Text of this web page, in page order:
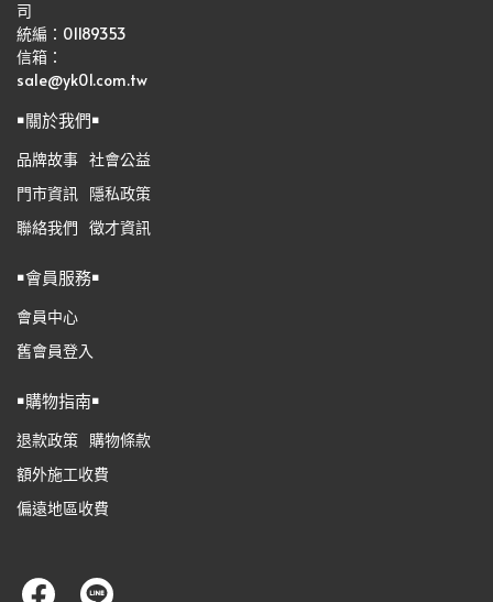
司
統編：01189353
信箱：
sale@yk01.com.tw
￭關於我們￭
品牌故事 社會公益
門市資訊 隱私政策
聯絡我們 徵才資訊
￭會員服務￭
會員中心
舊會員登入
￭購物指南￭
退款政策 購物條款
額外施工收費
偏遠地區收費